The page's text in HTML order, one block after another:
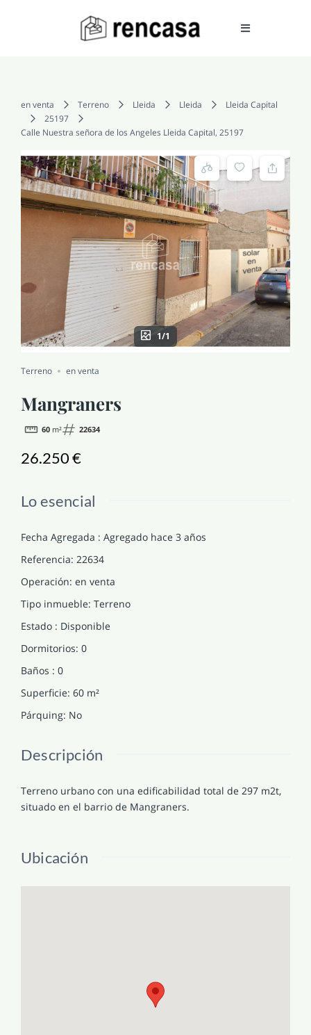
Toggle
COMPRAR
VENDER
SERVICIOS
CONOCENOS
NOTICIAS Y BLOG
CONTACTO
en venta Terreno Lleida Lleida
Lleida Capital
25197
Calle Nuestra señora de los Angeles Lleida Capital, 25197
1/1
Terreno en venta
Mangraners
60 m² 22634
26.250 €
Lo esencial
Fecha Agregada : Agregado hace 3 años
Referencia: 22634
Operación: en venta
Tipo inmueble: Terreno
Estado : Disponible
Dormitorios: 0
Baños : 0
Superficie: 60 m²
Párquing: No
Descripción
Terreno urbano con una edificabilidad total de 297 m2t,
situado en el barrio de Mangraners.
Ubicación